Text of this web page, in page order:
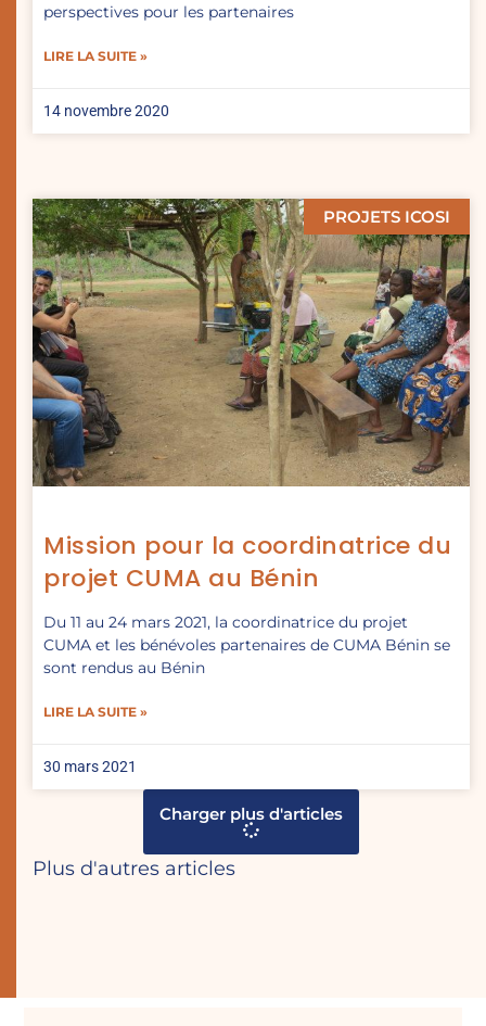
perspectives pour les partenaires
LIRE LA SUITE »
14 novembre 2020
PROJETS ICOSI
Mission pour la coordinatrice du
projet CUMA au Bénin
Du 11 au 24 mars 2021, la coordinatrice du projet
CUMA et les bénévoles partenaires de CUMA Bénin se
sont rendus au Bénin
LIRE LA SUITE »
30 mars 2021
Charger plus d'articles
Plus d'autres articles